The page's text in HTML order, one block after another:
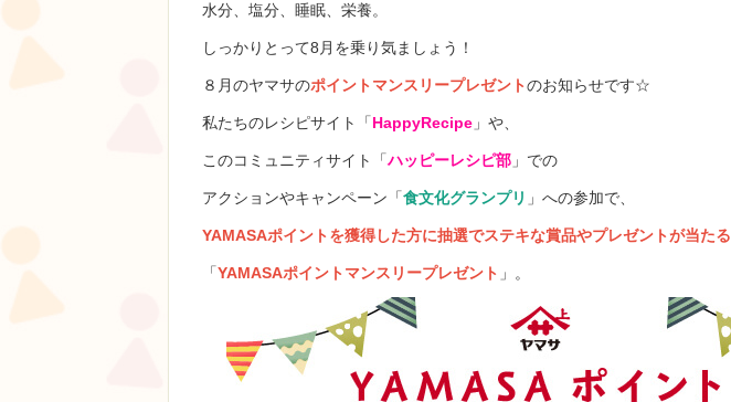
水分、塩分、睡眠、栄養。
しっかりとって8月を乗り気ましょう！
８月のヤマサのポイントマンスリープレゼントのお知らせです☆
私たちのレシピサイト「HappyRecipe 」や、
このコミュニティサイト「ハッピーレシピ部 」での
アクションやキャンペーン「食文化グランプリ 」への参加で、
YAMASAポイントを獲得した方に抽選でステキな賞品やプレゼントが当たる
「YAMASAポイントマンスリープレゼント 」。